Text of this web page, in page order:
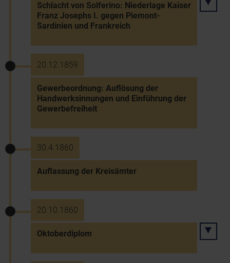
Schlacht von Solferino: Niederlage Kaiser
Franz Josephs I. gegen Piemont-
Sardinien und Frankreich
20.12.1859
Gewerbeordnung: Auflösung der
Handwerksinnungen und Einführung der
Gewerbefreiheit
30.4.1860
Auflassung der Kreisämter
20.10.1860
Oktoberdiplom